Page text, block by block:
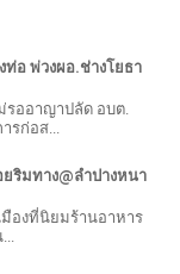
อ พ่วงผอ.ช่างโยธา
รออาญาปลัด อบต.
รก่อส...
ริมทาง@ลำปางหนา
มืองที่นิยมร้านอาหาร